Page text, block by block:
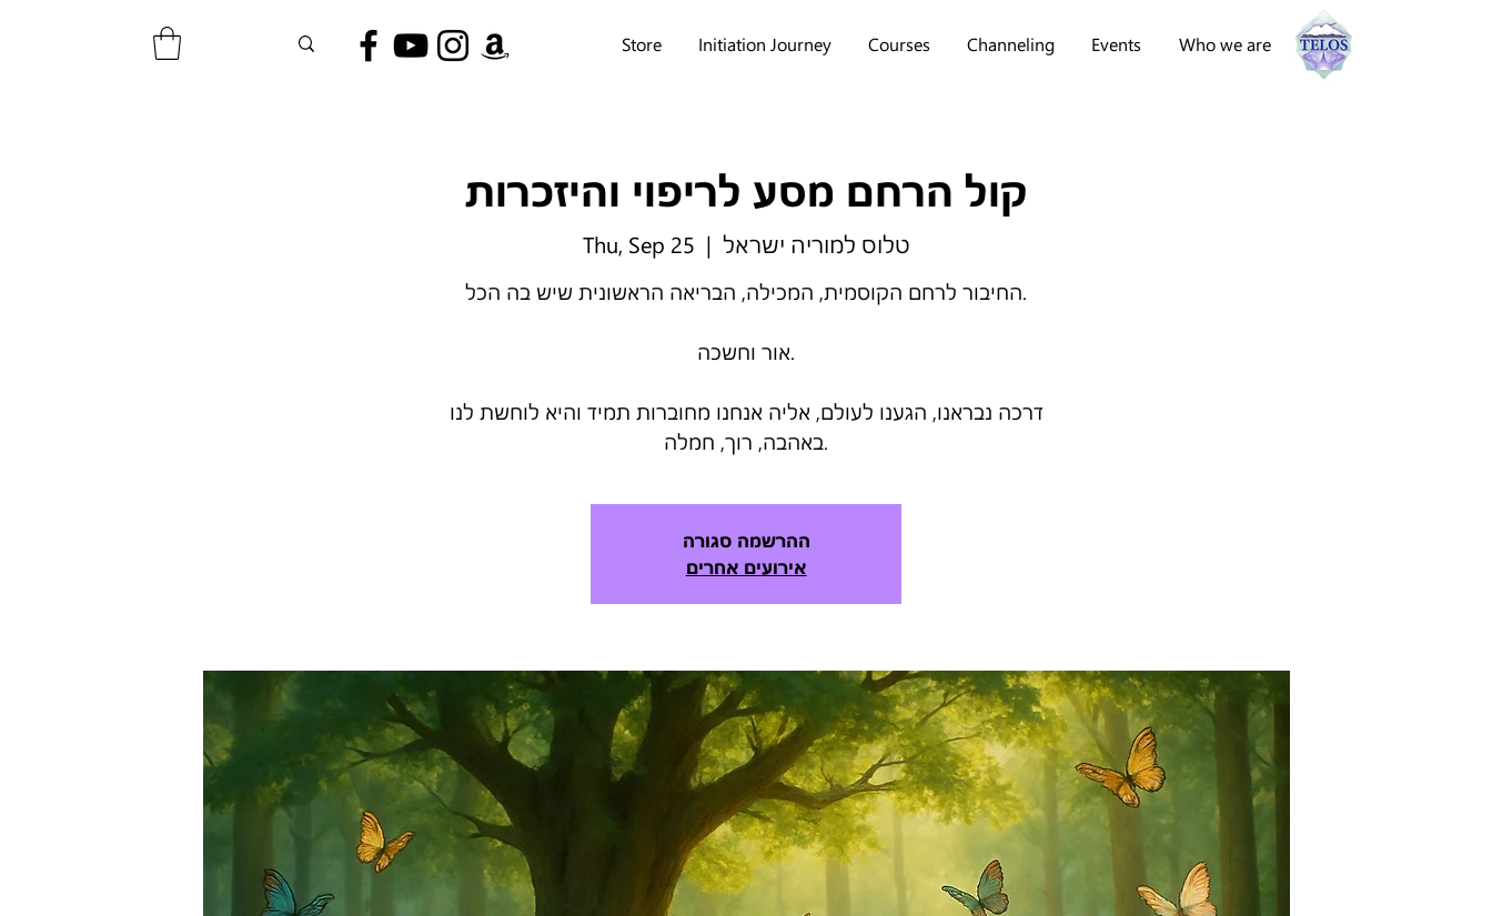
Who we are
Events
Channeling
Courses
Initiation Journey
Store
קול הרחם מסע לריפוי והיזכרות
Thu, Sep 25
  |
טלוס למוריה ישראל
החיבור לרחם הקוסמית, המכילה, הבריאה הראשונית שיש בה הכל.
אור וחשכה.
דרכה נבראנו, הגענו לעולם, אליה אנחנו מחוברות תמיד והיא לוחשת לנו
באהבה, רוך, חמלה.
ההרשמה סגורה
אירועים אחרים